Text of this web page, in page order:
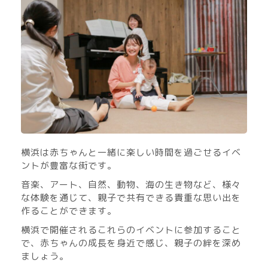
横浜は赤ちゃんと一緒に楽しい時間を過ごせるイベ
ントが豊富な街です。
音楽、アート、自然、動物、海の生き物など、様々
な体験を通じて、親子で共有できる貴重な思い出を
作ることができます。
横浜で開催されるこれらのイベントに参加すること
で、赤ちゃんの成長を身近で感じ、親子の絆を深め
ましょう。